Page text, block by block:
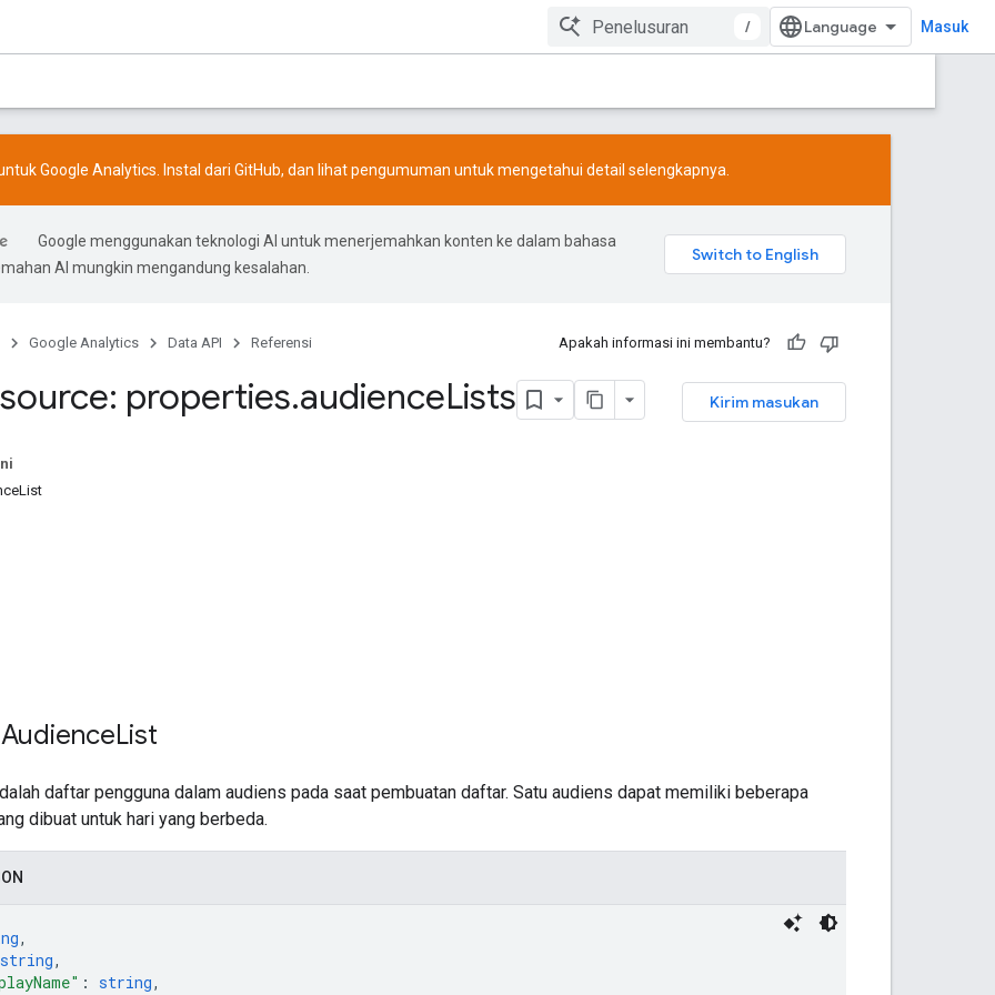
/ Masuk
Google Analytics. Instal dari GitHub, dan lihatpengumuman untuk mengetahui detail selengkapnya.
Google menggunakan teknologi AI untuk menerjemahkan konten ke dalam bahasa
AI mungkin mengandung kesalahan.
Google Analytics Data API Referensi Apakah informasi ini membantu?
Kirim masukan
properties.audienceLists
AudienceList
daftar pengguna dalam audiens pada saat pembuatan daftar. Satu audiens dapat memiliki beberapa
dibuat untuk hari yang berbeda.
,
string,
: string,